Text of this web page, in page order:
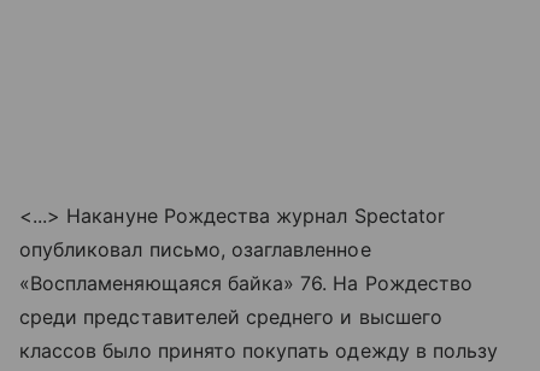
<...> Накануне Рождества журнал Spectator
опубликовал письмо, озаглавленное
«Воспламеняющаяся байка» 76. На Рождество
среди представителей среднего и высшего
классов было принято покупать одежду в пользу